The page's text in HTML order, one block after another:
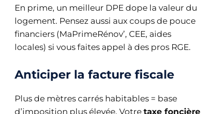
En prime, un meilleur DPE dope la valeur du
logement. Pensez aussi aux coups de pouce
financiers (MaPrimeRénov’, CEE, aides
locales) si vous faites appel à des pros RGE.
Anticiper la facture fiscale
Plus de mètres carrés habitables = base
d’imposition plus élevée. Votre taxe foncière